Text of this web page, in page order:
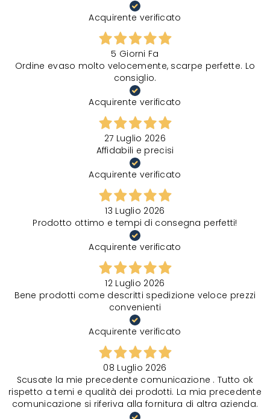
Acquirente verificato
5 Giorni Fa
Ordine evaso molto velocemente, scarpe perfette. Lo
consiglio.
Acquirente verificato
27 Luglio 2026
Affidabili e precisi
Acquirente verificato
13 Luglio 2026
Prodotto ottimo e tempi di consegna perfetti!
Acquirente verificato
12 Luglio 2026
Bene prodotti come descritti spedizione veloce prezzi
convenienti
Acquirente verificato
08 Luglio 2026
Scusate la mie precedente comunicazione . Tutto ok
rispetto a temi e qualità dei prodotti. La mia precedente
comunicazione si riferiva alla fornitura di altra azienda.